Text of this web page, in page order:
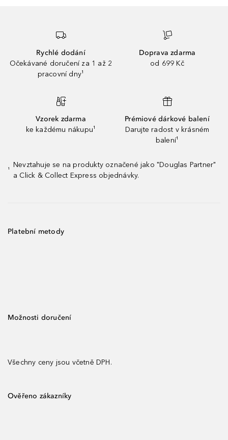
Rychlé dodání
Očekávané doručení za 1 až 2
pracovní dny¹
Doprava zdarma
od 699 Kč
Vzorek zdarma
ke každému nákupu¹
Prémiové dárkové balení
Darujte radost v krásném
balení¹
¹
Nevztahuje se na produkty označené jako "Douglas Partner"
a Click & Collect Express objednávky.
Platební metody
Možnosti doručení
Všechny ceny jsou včetně DPH.
Ověřeno zákazníky